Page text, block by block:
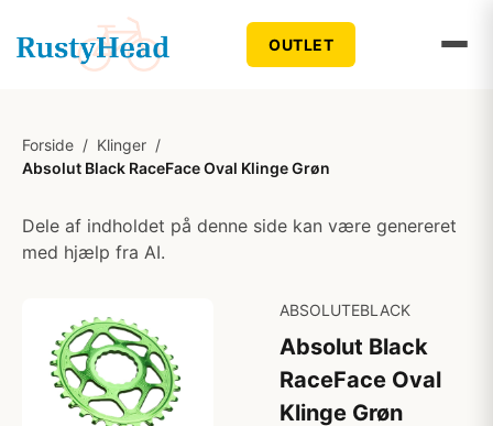
OUTLET
Forside / Klinger /
Absolut Black RaceFace Oval Klinge Grøn
Dele af indholdet på denne side kan være genereret
med hjælp fra AI.
ABSOLUTEBLACK
Absolut Black
RaceFace Oval
Klinge Grøn